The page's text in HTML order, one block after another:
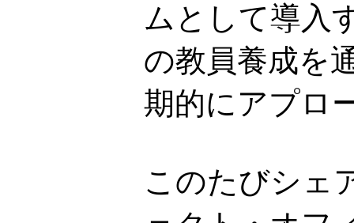
ムとして導入
の教員養成を
期的にアプロ
このたびシェ